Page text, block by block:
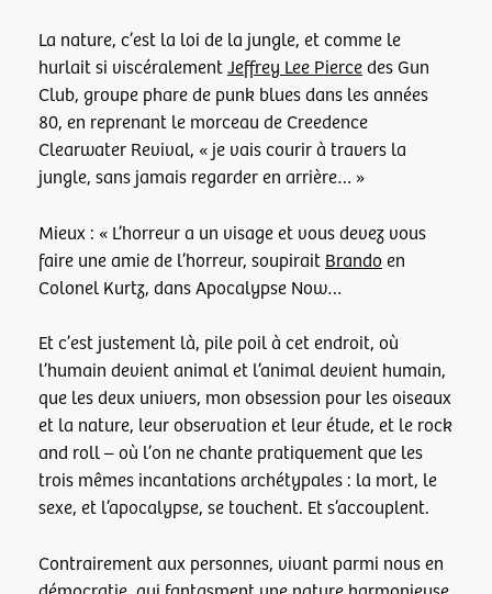
La nature, c’est la loi de la jungle, et comme le
hurlait si viscéralementJeffrey Lee Piercedes Gun
Club, groupe phare de punk blues dans les années
80, en reprenant le morceau de Creedence
Clearwater Revival, « je vais courir à travers la
jungle, sans jamais regarder en arrière… »
Mieux : « L’horreur a un visage et vous devez vous
faire une amie de l’horreur, soupirait Brando en
Colonel Kurtz, dans Apocalypse Now…
Et c’est justement là, pile poil à cet endroit, où
l’humain devient animal et l’animal devient humain,
que les deux univers, mon obsession pour les oiseaux
et la nature, leur observation et leur étude, et le rock
and roll – où l’on ne chante pratiquement que les
trois mêmes incantations archétypales : la mort, le
sexe, et l’apocalypse, se touchent. Et s’accouplent.
Contrairement aux personnes, vivant parmi nous en